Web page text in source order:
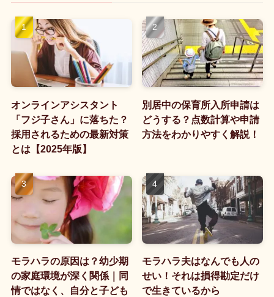
オンラインアシスタント
「フジ子さん」に落ちた？
採用されるための最新対策
とは【2025年版】
別居中の保育所入所申請は
どうする？点数計算や申請
方法をわかりやすく解説！
モラハラの原因は？幼少期
の家庭環境が深く関係｜同
情ではなく、自分と子ども
モラハラ夫はなんでも人の
せい！それは損得勘定だけ
で生きているから